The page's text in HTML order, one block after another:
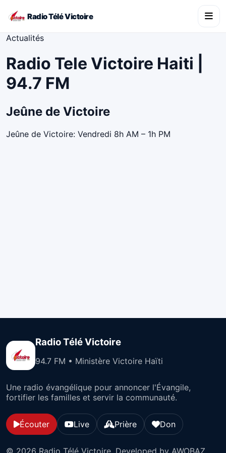
Radio Télé Victoire
Actualités
Radio Tele Victoire Haiti |
94.7 FM
Jeûne de Victoire
Jeûne de Victoire: Vendredi 8h AM – 1h PM
Radio Télé Victoire
94.7 FM • Ministère Victoire Haïti
Une radio évangélique pour annoncer l'Évangile,
fortifier les familles et servir la communauté.
Écouter Live Prière Don
© 2026 Radio Télé Victoire. Developed by AWOBAZ